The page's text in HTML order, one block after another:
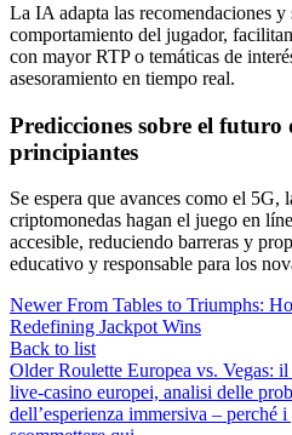
La IA adapta las recomendaciones
comportamiento del jugador,
con mayor RTP o temáticas de
asesoramiento en tiempo real.
Predicciones sobre el
principiantes
Se espera que avances como el 5G,
criptomonedas hagan el juego en
accesible, reduciendo barreras y
educativo y responsable para los
Newer From Tables to Triumphs:
Redefining Jackpot Wins
Back to list
Older Roulette Europea vs. Vegas:
live‑casino europei, analisi delle
dell’esperienza immersiva –